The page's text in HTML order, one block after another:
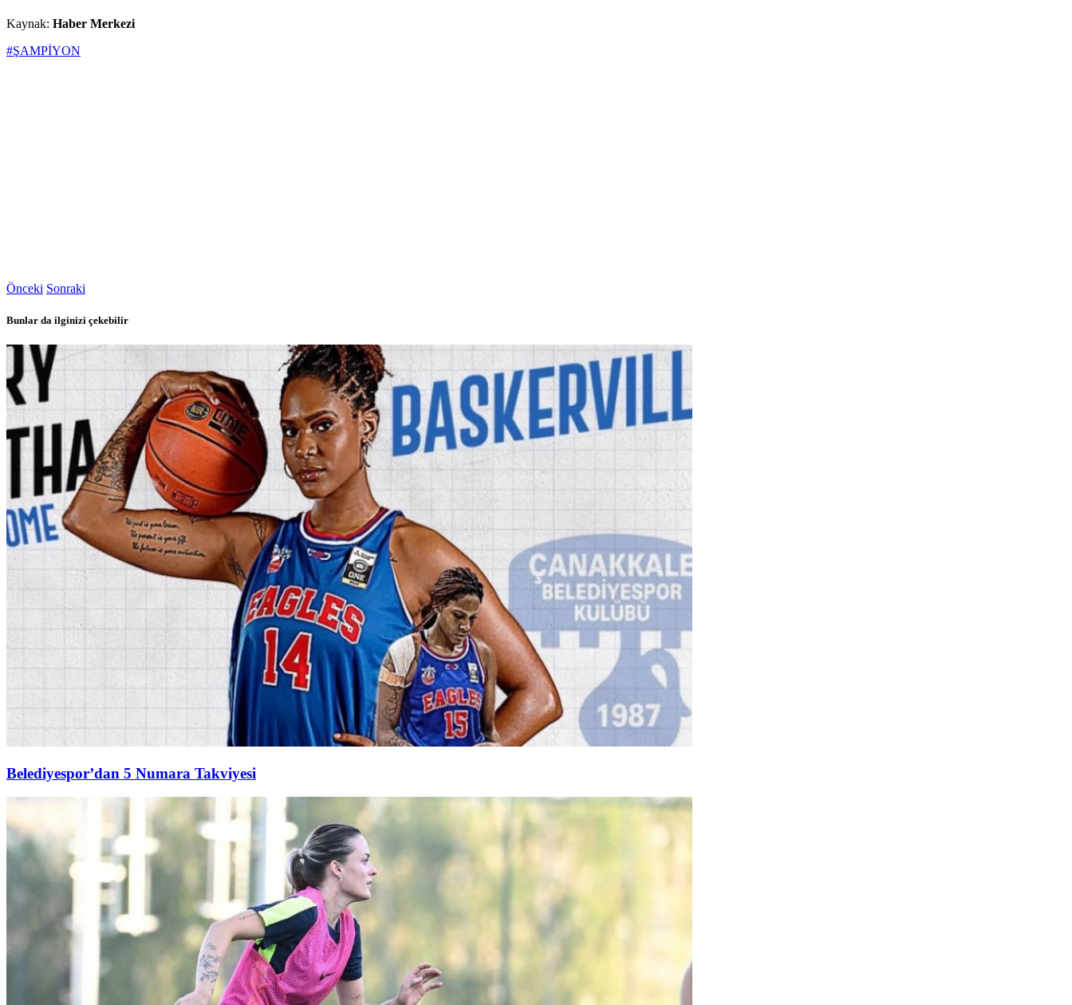
Kaynak: Haber Merkezi
#ŞAMPİYON
Önceki Sonraki
Bunlar da ilginizi çekebilir
Belediyespor’dan 5 Numara Takviyesi